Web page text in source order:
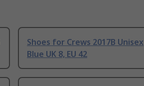
Shoes for Crews 2017B Unisex
Blue UK 8, EU 42